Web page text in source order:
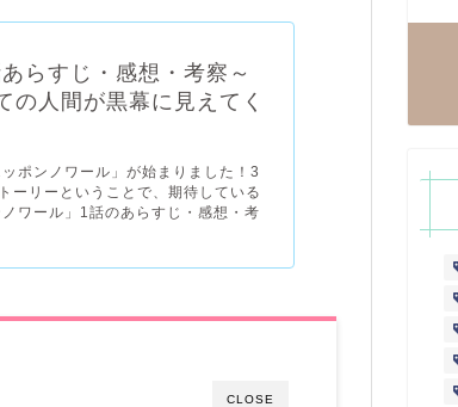
らすじ・感想・考察～
の人間が黒幕に見えてく
ポンノワール」が始まりました！3
ーリーということで、期待している
ワール」1話のあらすじ・感想・考
CLOSE